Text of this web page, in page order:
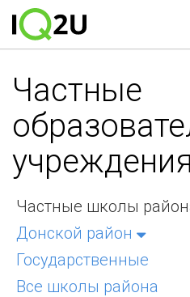
Частные
Частные школы
Донской район
Государственные
Все школы района